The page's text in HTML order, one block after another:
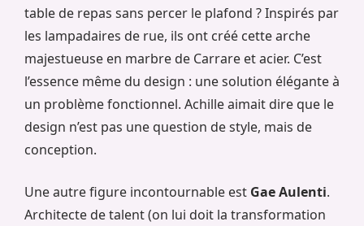
table de repas sans percer le plafond ? Inspirés par
les lampadaires de rue, ils ont créé cette arche
majestueuse en marbre de Carrare et acier. C’est
l’essence même du design : une solution élégante à
un problème fonctionnel. Achille aimait dire que le
design n’est pas une question de style, mais de
conception.
Une autre figure incontournable est Gae Aulenti.
Architecte de talent (on lui doit la transformation